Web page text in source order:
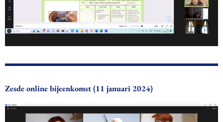
Zesde online bijeenkomst (11 januari 2024)